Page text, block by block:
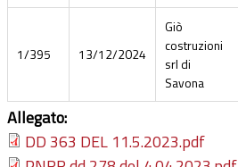
1/395 13/12/2024
Giò
costruzioni
srl di
Savona
Allegato:
DD 363 DEL 11.5.2023.pdf